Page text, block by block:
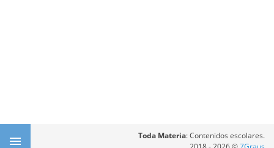
Toda Materia: Contenidos escolares.